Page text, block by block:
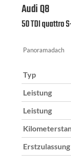
AudiQ8
50 TDI quattro
Panoramadach
Typ
Leistung
Leistung
Erstzulassung